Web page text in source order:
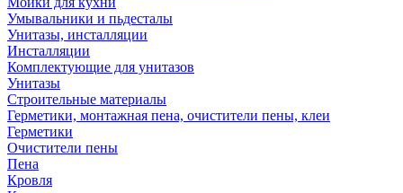
Умывальники и пьдесталы
Унитазы, инсталляции
Инсталляции
Комплектующие для унитазов
Унитазы
Строительные материалы
Герметики, монтажная пена, очистители пены, клеи
Герметики
Очистители пены
Пена
Кровля